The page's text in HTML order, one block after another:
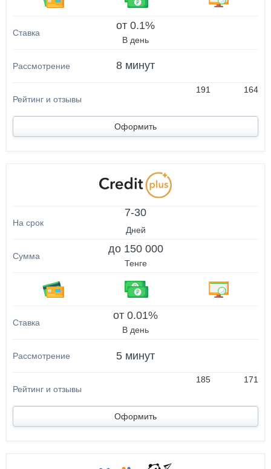
от 0.1%
В день
8 минут
191 164
Оформить
7-30
Дней
до 150 000
Тенге
от 0.01%
В день
5 минут
185 171
Оформить